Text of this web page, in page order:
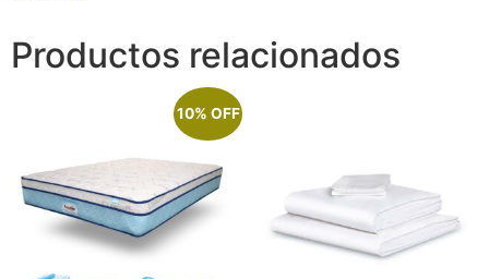
Productos relacionados
10% OFF